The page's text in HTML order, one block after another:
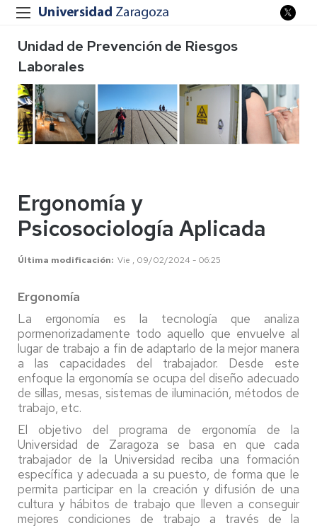
Unidad de Prevención de Riesgos
Laborales
Ergonomía y
Psicosociología Aplicada
Última modificación Vie , 09/02/2024 - 06:25
Ergonomía
La ergonomía es la tecnología que analiza
pormenorizadamente todo aquello que envuelve al
lugar de trabajo a fin de adaptarlo de la mejor manera
a las capacidades del trabajador. Desde este
enfoque la ergonomía se ocupa del diseño adecuado
de sillas, mesas, sistemas de iluminación, métodos de
trabajo, etc.
El objetivo del programa de ergonomía de la
Universidad de Zaragoza se basa en que cada
trabajador de la Universidad reciba una formación
específica y adecuada a su puesto, de forma que le
permita participar en la creación y difusión de una
cultura y hábitos de trabajo que lleven a conseguir
mejores condiciones de trabajo a través de la